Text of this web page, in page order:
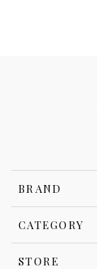
BRAND
CATEGORY
STORE